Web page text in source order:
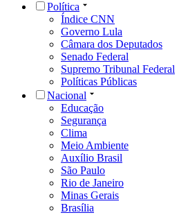
Política
Índice CNN
Governo Lula
Câmara dos Deputados
Senado Federal
Supremo Tribunal Federal
Políticas Públicas
Nacional
Educação
Segurança
Clima
Meio Ambiente
Auxílio Brasil
São Paulo
Rio de Janeiro
Minas Gerais
Brasília